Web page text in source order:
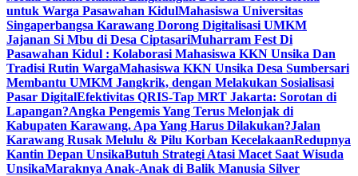
untuk Warga Pasawahan KidulMahasiswa Universitas
Singaperbangsa Karawang Dorong Digitalisasi UMKM
Jajanan Si Mbu di Desa CiptasariMuharram Fest Di
Pasawahan Kidul : Kolaborasi Mahasiswa KKN Unsika Dan
Tradisi Rutin WargaMahasiswa KKN Unsika Desa Sumbersari
Membantu UMKM Jangkrik, dengan Melakukan Sosialisasi
Pasar DigitalEfektivitas QRIS-Tap MRT Jakarta: Sorotan di
Lapangan?Angka Pengemis Yang Terus Melonjak di
Kabupaten Karawang. Apa Yang Harus Dilakukan?Jalan
Karawang Rusak Melulu & Pilu Korban KecelakaanRedupnya
Kantin Depan UnsikaButuh Strategi Atasi Macet Saat Wisuda
UnsikaMaraknya Anak-Anak di Balik Manusia Silver